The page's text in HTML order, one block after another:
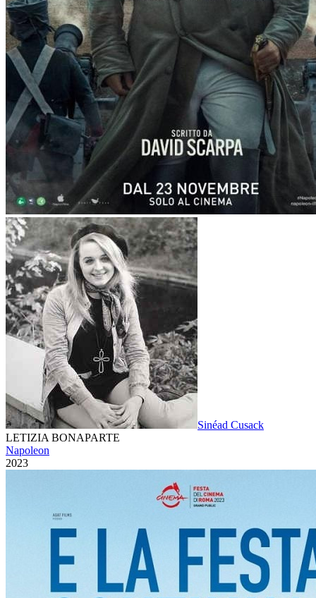
Sinéad Cusack
LETIZIA BONAPARTE
Napoleon
2023